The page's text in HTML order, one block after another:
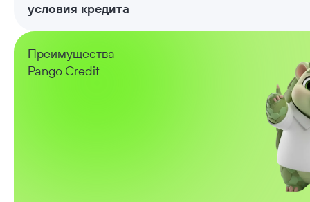
условия кредита
Преимущества
Pango Credit